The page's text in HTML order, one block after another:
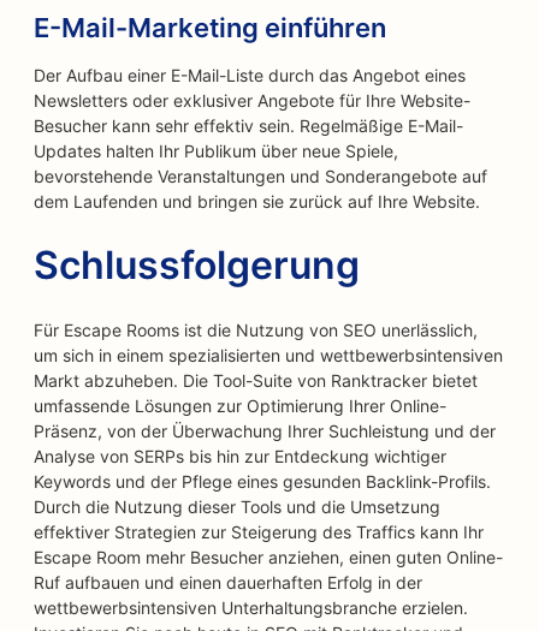
E-Mail-Marketing einführen
Der Aufbau einer E-Mail-Liste durch das Angebot eines
Newsletters oder exklusiver Angebote für Ihre Website-
Besucher kann sehr effektiv sein. Regelmäßige E-Mail-
Updates halten Ihr Publikum über neue Spiele,
bevorstehende Veranstaltungen und Sonderangebote auf
dem Laufenden und bringen sie zurück auf Ihre Website.
Schlussfolgerung
Für Escape Rooms ist die Nutzung von SEO unerlässlich,
um sich in einem spezialisierten und wettbewerbsintensiven
Markt abzuheben. Die Tool-Suite von Ranktracker bietet
umfassende Lösungen zur Optimierung Ihrer Online-
Präsenz, von der Überwachung Ihrer Suchleistung und der
Analyse von SERPs bis hin zur Entdeckung wichtiger
Keywords und der Pflege eines gesunden Backlink-Profils.
Durch die Nutzung dieser Tools und die Umsetzung
effektiver Strategien zur Steigerung des Traffics kann Ihr
Escape Room mehr Besucher anziehen, einen guten Online-
Ruf aufbauen und einen dauerhaften Erfolg in der
wettbewerbsintensiven Unterhaltungsbranche erzielen.